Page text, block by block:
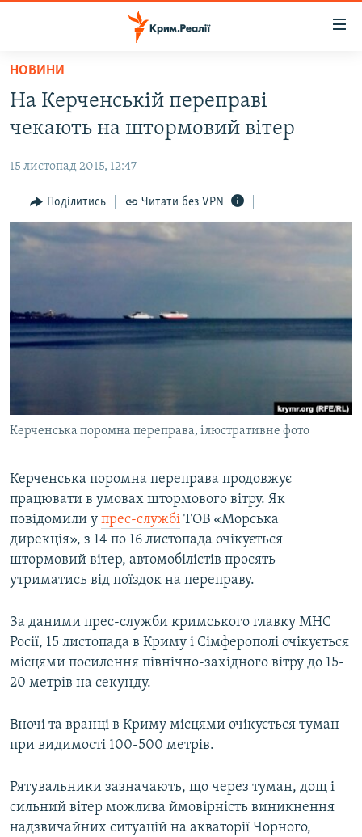
Перейти
основного
матеріалу
до
навігації
Перейти
ВОДА.КРИМ
ПОЛІТИКА
БЛОГИ
ПОГЛЯД
СПЕЦПРОЕКТИ
ДЕПОРТАЦІЯ
УКРАЇНСЬКА ПРОБЛЕМА КРИМУ
ЯК ОБІЙТИ БЛОКУВАННЯ
Qırımtatar
Усі сайти RFE/RL
НОВИНИ
На Керченській переправі
чекають на штормовий вітер
15 листопад 2015, 12:47
Поділитись Читати без VPN
Керченська поромна переправа, ілюстративне фото
Керченська поромна переправа продовжує
працювати в умовах штормового вітру. Як
повідомили у прес-службі ТОВ «Морська
дирекція», з 14 по 16 листопада очікується
штормовий вітер, автомобілістів просять
утриматись від поїздок на переправу.
За даними прес-служби кримського главку МНС
Росії, 15 листопада в Криму і Сімферополі очікується
місцями посилення північно-західного вітру до 15-
20 метрів на секунду.
Вночі та вранці в Криму місцями очікується туман
при видимості 100-500 метрів.
Рятувальники зазначають, що через туман, дощ і
сильний вітер можлива ймовірність виникнення
надзвичайних ситуацій на акваторії Чорного,